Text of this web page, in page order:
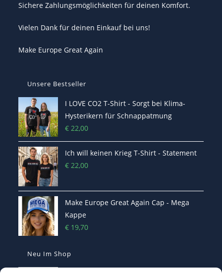
Sichere Zahlungsmöglichkeiten für deinen Komfort.
Vielen Dank für deinen Einkauf bei uns!
Make Europe Great Again
Unsere Bestseller
I LOVE CO2 T-Shirt - Sorgt bei Klima-
Hysterikern für Schnappatmung
€ 22,00
Ich will keinen Krieg T-Shirt - Statement
€ 22,00
Make Europe Great Again Cap - Mega
Kappe
€ 19,70
Neu Im Shop